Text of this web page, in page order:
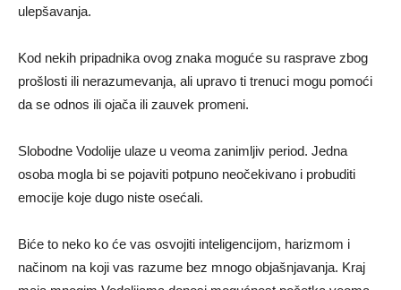
ulepšavanja.
Kod nekih pripadnika ovog znaka moguće su rasprave zbog
prošlosti ili nerazumevanja, ali upravo ti trenuci mogu pomoći
da se odnos ili ojača ili zauvek promeni.
Slobodne Vodolije ulaze u veoma zanimljiv period. Jedna
osoba mogla bi se pojaviti potpuno neočekivano i probuditi
emocije koje dugo niste osećali.
Biće to neko ko će vas osvojiti inteligencijom, harizmom i
načinom na koji vas razume bez mnogo objašnjavanja. Kraj